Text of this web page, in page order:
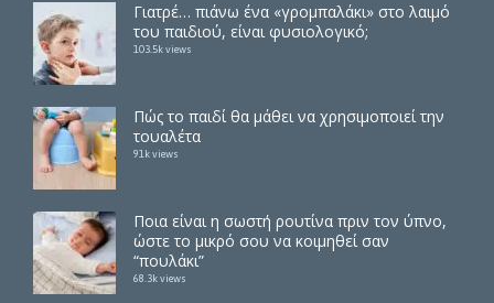
Γιατρέ… πιάνω ένα «γρομπαλάκι» στο λαιμό
του παιδιού, είναι φυσιολογικό;
103.5k views
Πώς το παιδί θα μάθει να χρησιμοποιεί την
τουαλέτα
91k views
Ποια είναι η σωστή ρουτίνα πριν τον ύπνο,
ώστε το μικρό σου να κοιμηθεί σαν
“πουλάκι”
68.3k views